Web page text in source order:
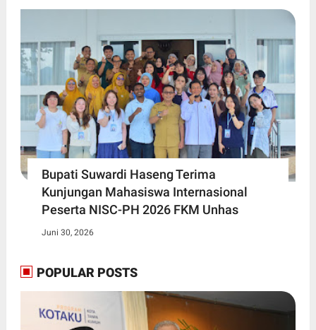
Bupati Suwardi Haseng Terima
Kunjungan Mahasiswa Internasional
Peserta NISC-PH 2026 FKM Unhas
Juni 30, 2026
POPULAR POSTS